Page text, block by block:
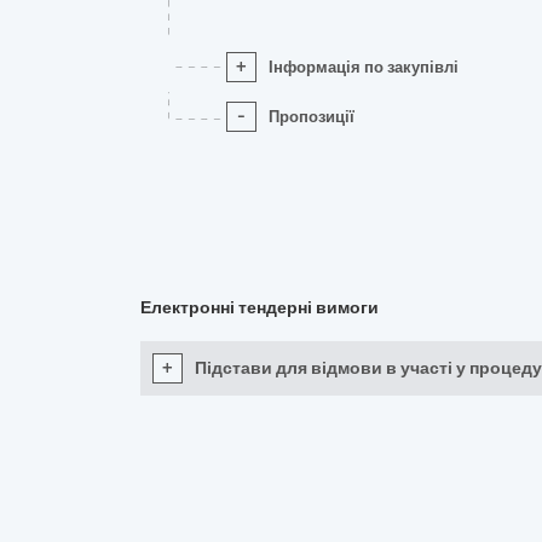
+ Інформація по закупівлі
- Пропозиції
Електронні тендерні вимоги
+ Підстави для відмови в участі у